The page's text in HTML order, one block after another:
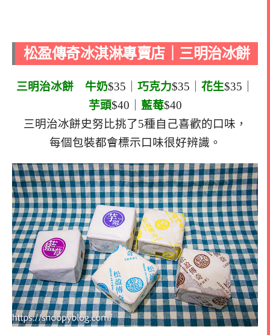
松盈傳奇冰淇淋專賣店｜三明治冰餅
三明治冰餅 牛奶$35｜ 巧克力$35｜ 花生$35｜
芋頭$40｜ 藍莓$40
三明治冰餅史努比挑了5種自己喜歡的口味，
每個包裝都會標示口味很好辨識。